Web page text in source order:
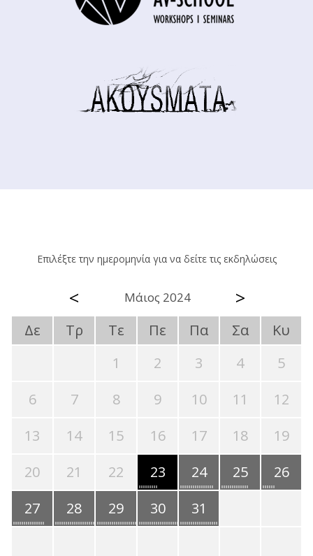
Επιλέξτε την ημερομηνία για να δείτε τις εκδηλώσεις
< Μάιος 2024 >
Δε Τρ Τε Πε Πα Σα
Κυ
1
2 3 4
5
6
7 8 9 10 11
12
13
14 15 16 17 18
19
20
21 22 23 24 25
26
27
28 29 30 31